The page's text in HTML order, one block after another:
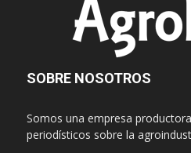
SOBRE NOSOTROS
Somos una empresa
periodísticos sobre la